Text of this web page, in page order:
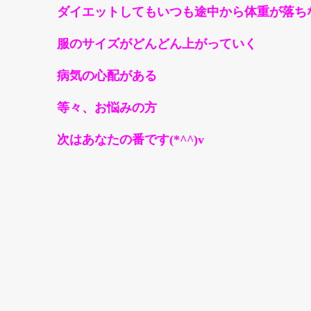
ダイエットしてもいつも途中から体重が落ち
服のサイズがどんどん上がっていく
病気の心配がある
等々、お悩みの方
次はあなたの番です(*^^)v